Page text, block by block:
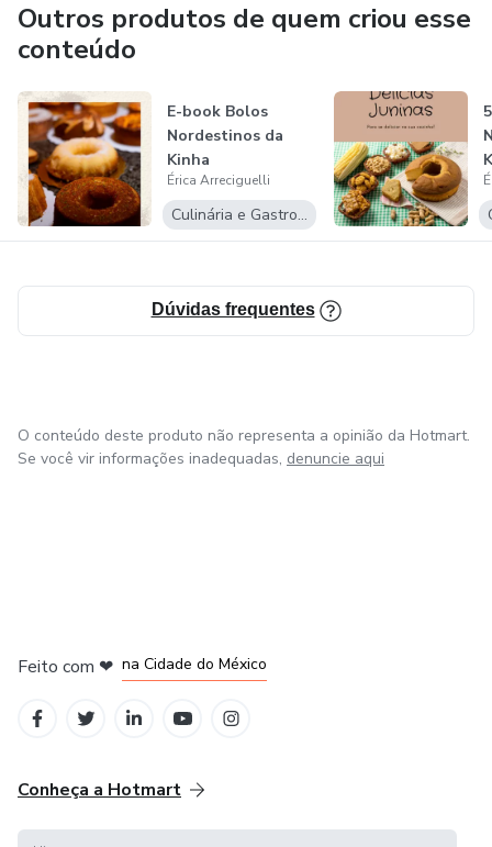
Outros produtos de quem criou esse
conteúdo
E-book Bolos
Nordestinos da
Kinha
Érica Arreciguelli
Culinária e Gastronomia
Dúvidas frequentes
O conteúdo deste produto não representa a opinião da Hotmart.
Se você vir informações inadequadas, denuncie aqui
Feito com ❤ na Cidade do México
Conheça a Hotmart